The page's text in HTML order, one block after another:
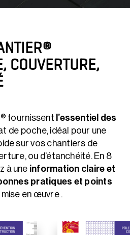
COUVERTURE,
fournissent l’essentiel des
de poche, idéal pour une
sur vos chantiers de
ou d’étanchéité. En 8
à une information claire et
pratiques et points
mise en œuvre .